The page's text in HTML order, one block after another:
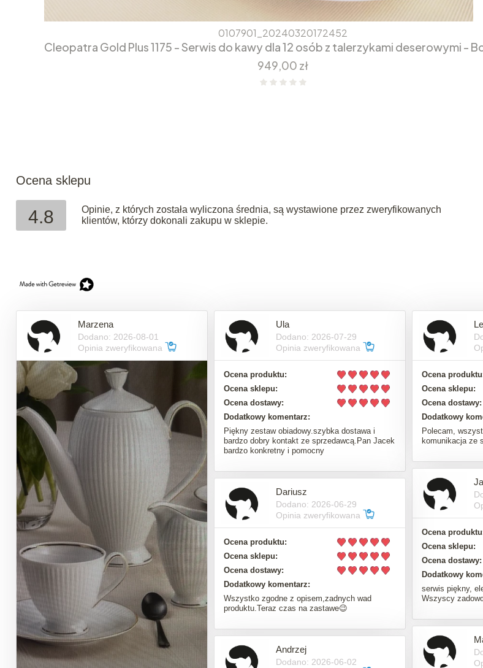
0107901_20240320172452
Cleopatra Gold Plus 1175 - Serwis do kawy dla 12 osób z talerzykami deserowymi -
Cena
949,00 zł
Ocena sklepu
4.8
Opinie, z których została wyliczona średnia, są wystawione przez zweryfikowanych
klientów, którzy dokonali zakupu w sklepie.
Marzena
Dodano: 2026-08-01
Opinia zweryfikowana
Ula
Dodano: 2026-07-29
Opinia zweryfikowana
Ocena produktu:
Ocena sklepu:
Ocena dostawy:
Dodatkowy komentarz:
Piękny zestaw obiadowy.szybka dostawa i
bardzo dobry kontakt ze sprzedawcą.Pan Jacek
bardzo konkretny i pomocny
Ocena
Ocena sklepu:
Ocena dostawy:
Dodatkowy
Polecam,
komunikacja ze
Ocena
Ocena sklepu:
Ocena dostawy:
Dodatkowy
serwis piękny,
Wszyscy
Dariusz
Dodano: 2026-06-29
Opinia zweryfikowana
Ocena produktu:
Ocena sklepu:
Ocena dostawy:
Dodatkowy komentarz:
Wszystko zgodne z opisem,zadnych wad
produktu.Teraz czas na zastawe😉
Andrzej
Dodano: 2026-06-02